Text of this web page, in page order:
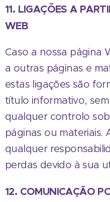
11. LIGAÇÕES A
WEB
Caso a nossa página
a outras páginas e
estas ligações são
título informativo,
qualquer controlo
páginas ou materiais.
qualquer
perdas devido à sua
12. COMUNICAÇÃO